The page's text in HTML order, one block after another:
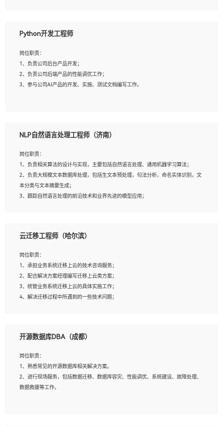
3、熟悉react/vue/angular任何一种前端框架，熟悉react优先；
5、善于沟通，具有团队意识；
Python开发工程师
岗位职责：
1、负责公司后台产品开发；
2、负责公司后端产品的性能调优工作；
3、参与公司AI产品的开发、实施、测试文档编写工作。
验的更佳；
3、熟悉数据库开发，熟悉Mysql、Oracle、MongoDb数据库应用开发其中一种；
4、熟悉Python Wed框架（Django/Flask...）代码能力优秀，熟悉编码规范和具备
良好的文档编写能力）；
5、沟通表达能力强，具备团队协作能力。
NLP自然语言处理工程师（济南）
岗位职责：
1、负责相关算法的设计与实现，主要包括自然语言处理、通用机器学习算法；
2、负责大规模文本数据库处理，包括生文本预处理，句法分析，命名实体识别，文
本分类与文本摘要生成；
3、跟踪自然语言处理的前沿技术和业界先进的模型应用；
岗位要求：
2、熟悉tensorflow，keras，pytorch等常规深度学习框架，快速根据客户需求实现
有效的模型；
3、熟悉掌握至少一种编程语言，如：Python，Java；
4、 熟悉NLP相关算法与实现；
5、至少有一次及以上问答系统的项目实践，熟悉问答系统全流程开发者优先；
云迁移工程师（哈尔滨）
岗位职责：
1、承担业务系统迁移上云的技术咨询服务；
2、配合解决方案经理编写迁移上云类方案；
3、统管业务系统迁移上云的具体实施工作；
4、解决迁移过程中所遇到的一些技术问题；
1、专科及以上学历，三年以上工作经验，计算机等相关专业；
3、熟悉常见操作系统、存储、网络、 IO 等相关原理；
4、具有迁移工具实操经验，具备P2V、V2V迁移能力；
5、熟练华为、VMware虚拟化、云计算及云存储技术；
6、熟悉主流数据库、应用服务器、中间件部署架构和运维方法；
开源数据库DBA（成都）
岗位职责：
1、熟悉常见的开源数据库相关解决方案。
2、进行现场服务，包括数据迁移、数据库容灾、性能调优、系统建设、故障处理、
数据救援等工作。